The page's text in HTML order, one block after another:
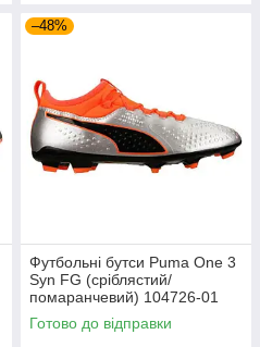
–48%
Футбольні бутси Puma One 3
Syn FG (сріблястий/
помаранчевий) 104726-01
Розмір EU: 46
Готово до відправки